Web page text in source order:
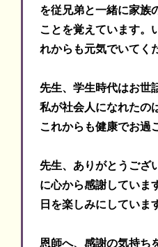
を従兄弟と一緒に家族
ことを覚えています。
れからも元気でいてく
先生、学生時代はお世
私が社会人になれたの
これからも健康でお過
先生、ありがとうござ
に心から感謝していま
日を楽しみにしていま
恩師へ、感謝の気持ち